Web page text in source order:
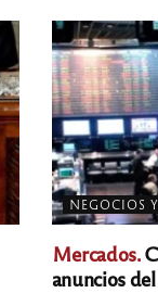
NEGOCIOS
Mercados.
anuncios